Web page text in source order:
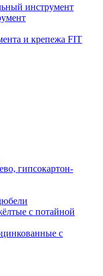
инструмент
и крепежа FIT
гипсокартон-
с потайной
с